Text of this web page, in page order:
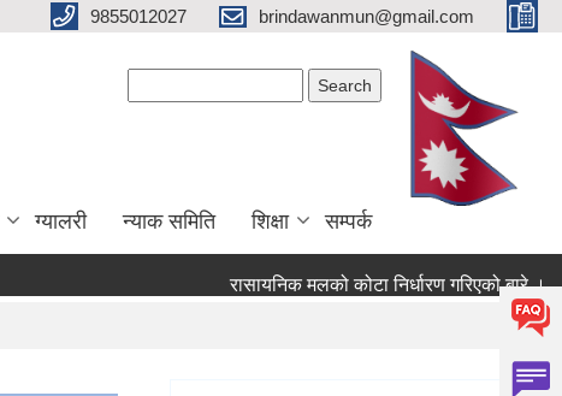
9855012027 brindawanmun@gmail.com
ग्यालरी न्याक समिति शिक्षा सम्पर्क
रासायनिक मलको कोटा निर्धारण गरिएको बारे ।